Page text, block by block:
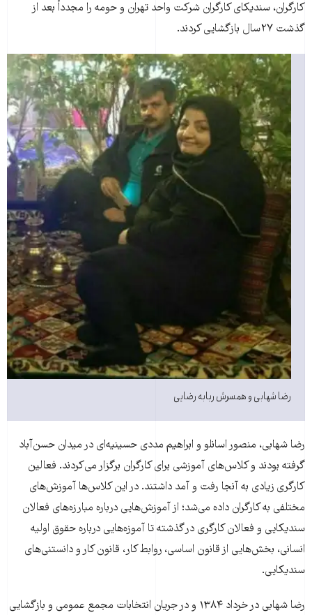
كارگران، سنديكای کارگران شركت واحد تهران و حومه را مجدداً بعد از
گذشت ۲۷سال بازگشایی کردند.
رضا شهابی و همسرش ربابه رضایی
رضا شهابی، منصور اسانلو و ابراهیم مددی حسینیه‌ای در میدان حسن‌آباد
گرفته بودند و کلاس‌های آموزشی برای کارگران برگزار می‌‌کردند. فعالین
کارگری زیادی به آنجا رفت و آمد داشتند. در این کلاس‌ها آموزش‌های
مختلفی به کارگران داده می‌شد؛ از آموزش‌هایی درباره مبارزه‌های فعالان
سندیکایی و فعالان کارگری در گذشته تا آموزه‌هایی درباره حقوق اولیه‌
انسانی، بخش‌هایی از قانون اساسی، روابط کار، قانون کار و دانستنی‌های
سندیکایی.
رضا شهابی در خرداد ۱۳۸۴ و در جریان انتخابات مجمع عمومی و بازگشایی